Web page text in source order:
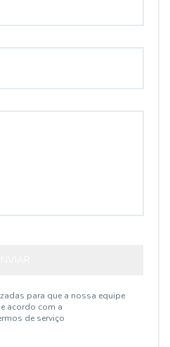
para que a nossa equipe
acordo com a
de serviço